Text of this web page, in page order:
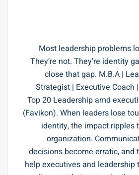
Most leadership problems
They’re not. They’re identity
close that gap. M.B.A |
Strategist | Executive Coach
Top 20 Leadership amd
(Favikon). When leaders lose
identity, the impact ripples
organization.
decisions become erratic, and
help executives and leadership